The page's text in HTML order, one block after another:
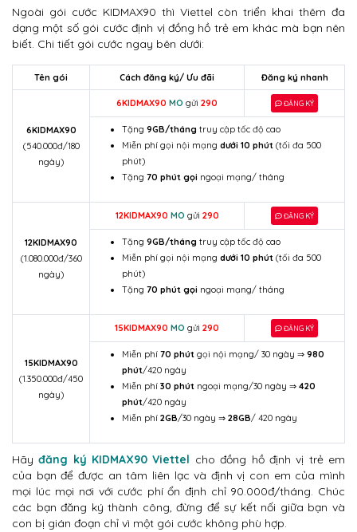
Ngoài gói cước KIDMAX90 thì Viettel còn triển khai thêm đa
dạng một số gói cước định vị đồng hồ trẻ em khác mà bạn nên
biết. Chi tiết gói cước ngay bên dưới:
Tên gói Cách đăng ký/ Ưu đãi Đăng ký nhanh
6KIDMAX90
(540.000đ/180
ngày)
6KIDMAX90 MO gửi 290 ĐĂNG KÝ
Tặng 9GB/tháng truy cập tốc độ cao
Miễn phí gọi nội mạng dưới 10 phút (tối đa 500
phút)
Tặng 70 phút gọi ngoại mạng/ tháng
12KIDMAX90
(1.080.000đ/360
ngày)
12KIDMAX90 MO gửi 290 ĐĂNG KÝ
Tặng 9GB/tháng truy cập tốc độ cao
Miễn phí gọi nội mạng dưới 10 phút (tối đa 500
phút)
Tặng 70 phút gọi ngoại mạng/ tháng
15KIDMAX90
(1.350.000đ/450
ngày)
15KIDMAX90 MO gửi 290 ĐĂNG KÝ
Miễn phí 70 phút gọi nội mạng/ 30 ngày ⇒ 980
phút/420 ngày
Miễn phí 30 phút ngoại mạng/30 ngày ⇒ 420
phút/420 ngày
Miễn phí 2GB/30 ngày ⇒ 28GB/ 420 ngày
Hãy đăng ký KIDMAX90 Viettel cho đồng hồ định vị trẻ em
của bạn để được an tâm liên lạc và định vị con em của mình
mọi lúc mọi nơi với cước phí ổn định chỉ 90.000đ/tháng. Chúc
các bạn đăng ký thành công, đừng để sự kết nối giữa bạn và
con bị gián đoạn chỉ vì một gói cước không phù hợp.